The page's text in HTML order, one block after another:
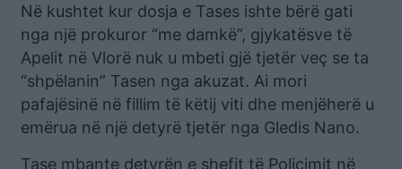
Në kushtet kur dosja e Tases ishte bërë gati
nga një prokuror “me damkë”, gjykatësve të
Apelit në Vlorë nuk u mbeti gjë tjetër veç se ta
“shpëlanin” Tasen nga akuzat. Ai mori
pafajësinë në fillim të këtij viti dhe menjëherë u
emërua në një detyrë tjetër nga Gledis Nano.
Tase mbante detyrën e shefit të Policimit në